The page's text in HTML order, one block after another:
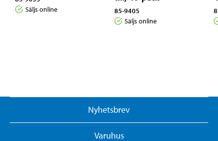
Säljs online
85-9405
Säljs online
Nyhetsbrev
Varuhus